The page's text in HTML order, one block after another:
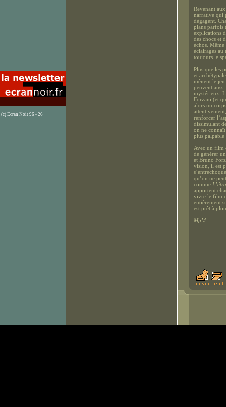
(c) Ecran Noir 96 - 26
Revenant
narrative qui
dégagent.
plans parfois
explications
des chocs et
échos.
éclairages
toujours le
Plus que les
et
mènent le
peuvent
mystérieux.
Forzani (et
alors un
renforcer
dissimulant
on ne connaît
plus
Avec un film
de générer
et Bruno
vision, il est
qu’on ne
comme
apportent
vivre le film
entièrement
est prêt à
MpM